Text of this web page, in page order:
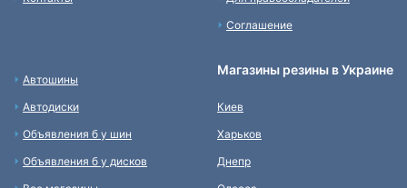
Соглашение
Автошины
Автодиски
Объявления б у шин
Объявления б у дисков
Магазины резины в Украине
Киев
Харьков
Днепр